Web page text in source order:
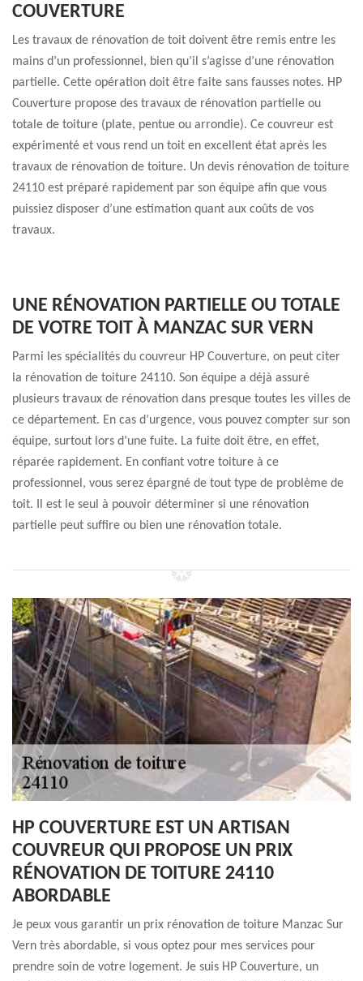
COUVERTURE
Les travaux de rénovation de toit doivent être remis entre les
mains d’un professionnel, bien qu’il s’agisse d’une rénovation
partielle. Cette opération doit être faite sans fausses notes. HP
Couverture propose des travaux de rénovation partielle ou
totale de toiture (plate, pentue ou arrondie). Ce couvreur est
expérimenté et vous rend un toit en excellent état après les
travaux de rénovation de toiture. Un devis rénovation de toiture
24110 est préparé rapidement par son équipe afin que vous
puissiez disposer d’une estimation quant aux coûts de vos
travaux.
UNE RÉNOVATION PARTIELLE OU TOTALE
DE VOTRE TOIT À MANZAC SUR VERN
Parmi les spécialités du couvreur HP Couverture, on peut citer
la rénovation de toiture 24110. Son équipe a déjà assuré
plusieurs travaux de rénovation dans presque toutes les villes de
ce département. En cas d’urgence, vous pouvez compter sur son
équipe, surtout lors d’une fuite. La fuite doit être, en effet,
réparée rapidement. En confiant votre toiture à ce
professionnel, vous serez épargné de tout type de problème de
toit. Il est le seul à pouvoir déterminer si une rénovation
partielle peut suffire ou bien une rénovation totale.
HP COUVERTURE EST UN ARTISAN
COUVREUR QUI PROPOSE UN PRIX
RÉNOVATION DE TOITURE 24110
ABORDABLE
Je peux vous garantir un prix rénovation de toiture Manzac Sur
Vern très abordable, si vous optez pour mes services pour
prendre soin de votre logement. Je suis HP Couverture, un